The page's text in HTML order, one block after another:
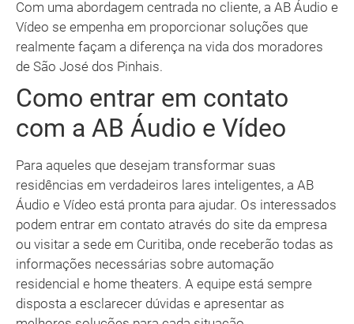
Com uma abordagem centrada no cliente, a AB Áudio e
Vídeo se empenha em proporcionar soluções que
realmente façam a diferença na vida dos moradores
de São José dos Pinhais.
Como entrar em contato
com a AB Áudio e Vídeo
Para aqueles que desejam transformar suas
residências em verdadeiros lares inteligentes, a AB
Áudio e Vídeo está pronta para ajudar. Os interessados
podem entrar em contato através do site da empresa
ou visitar a sede em Curitiba, onde receberão todas as
informações necessárias sobre automação
residencial e home theaters. A equipe está sempre
disposta a esclarecer dúvidas e apresentar as